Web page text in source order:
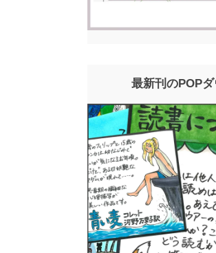
最新刊のPOPダ